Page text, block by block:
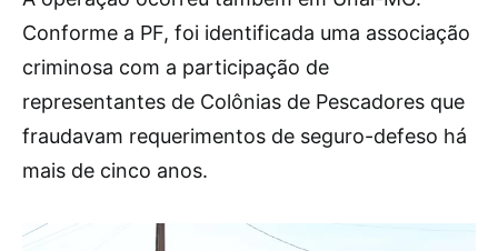
Conforme a PF, foi identificada uma associação
criminosa com a participação de
representantes de Colônias de Pescadores que
fraudavam requerimentos de seguro-defeso há
mais de cinco anos.